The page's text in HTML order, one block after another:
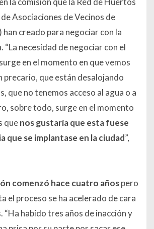
Asociaciones de Vecinos de
creado para negociar con la
necesidad de negociar con el
en el momento en que vemos
precario, que están desalojando
que no tenemos acceso al agua o a
sobre todo, surge en el momento
quenos gustaría que esta fuese
que se implantase en la ciudad”,
comenzó hace cuatro añospero
el proceso se ha acelerado de cara
“Ha habido tres años de inacción y